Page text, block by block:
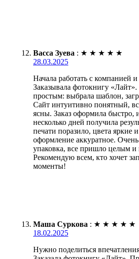
Васса Зуева : ★ ★ ★ ★ ★
28.03.2025
Начала работать с компанией и
Заказывала фотокнигу «Лайт».
простым: выбрала шаблон,
Сайт интуитивно понятный,
ясны. Заказ оформила быстро,
несколько дней получила
печати поразило, цвета яркие
оформление аккуратное.
упаковка, все пришло целым
Рекомендую всем, кто хочет
моменты!
Маша Суркова : ★ ★ ★ ★ ★
18.02.2025
Нужно поделиться